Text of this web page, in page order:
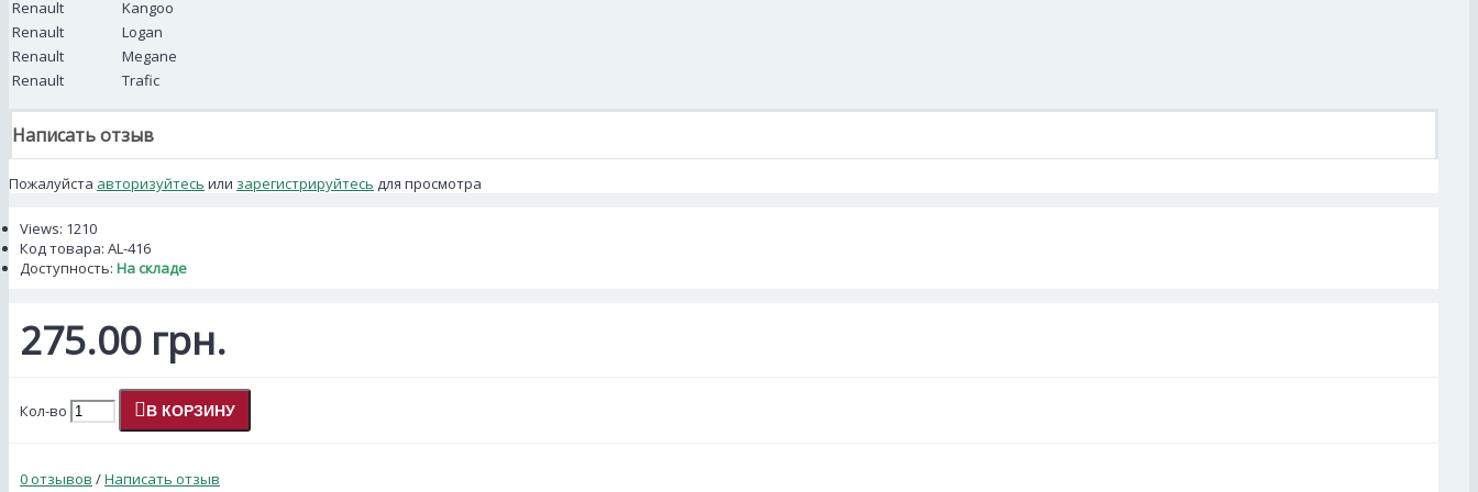
Renault
Kangoo
Renault
Logan
Renault
Megane
Renault
Trafic
Написать отзыв
Пожалуйста авторизуйтесь или зарегистрируйтесь для просмотра
Views: 1210
Код товара: AL-416
Доступность: На складе
275.00 грн.
Кол-во В КОРЗИНУ
0 отзывов /Написать отзыв